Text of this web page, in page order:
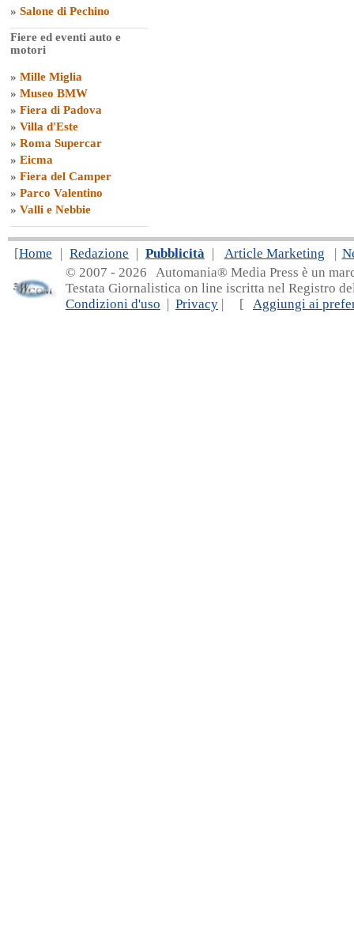
» Salone di Pechino
Fiere ed eventi auto e
motori
» Mille Miglia
» Museo BMW
» Fiera di Padova
» Villa d'Este
» Roma Supercar
» Eicma
» Fiera del Camper
» Parco Valentino
» Valli e Nebbie
[Home | Redazione | Pubblicità | Article Marketing |
© 2007 - 2026 Automania® Media Press è un
Testata Giornalistica on line iscritta nel Registro
Condizioni d'uso | Privacy | [ Aggiungi ai